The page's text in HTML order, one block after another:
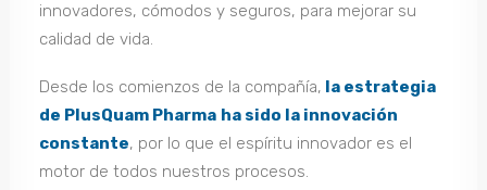
innovadores, cómodos y seguros, para mejorar su
calidad de vida.
Desde los comienzos de la compañía, la estrategia
de PlusQuam Pharma ha sido la innovación
constante, por lo que el espíritu innovador es el
motor de todos nuestros procesos.